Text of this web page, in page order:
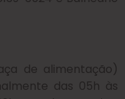
de alimentação)
das 05h às